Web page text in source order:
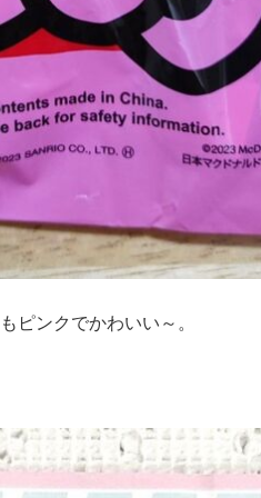
ピンクでかわいい～。